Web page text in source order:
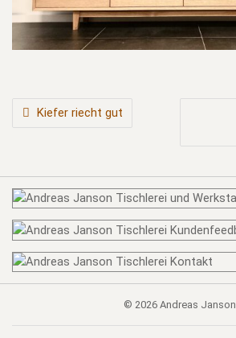
BEITRAGSNAVIGATIONKiefer riecht gut
© 2026 Andreas Janson